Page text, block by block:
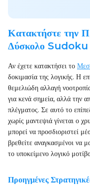
Κατακτήστε την
Δύσκολο Sudoku
Αν έχετε κατακτήσει το
δοκιμασία της λογικής. Η
θεμελιώδη αλλαγή
για κενά σημεία, αλλά την
πλέγματος. Σε αυτό το
χωρίς μαντεψιά γίνεται ο
μπορεί να προσδιοριστεί
βρεθείτε αναγκασμένοι να
το υποκείμενο λογικό
Προηγμένες